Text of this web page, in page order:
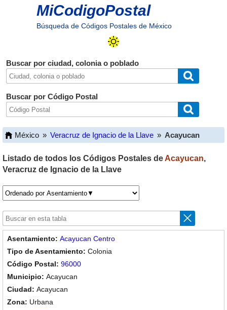
MiCodigoPostal
Búsqueda de Códigos Postales de México
Buscar por ciudad, colonia o poblado
Buscar por Código Postal
México » Veracruz de Ignacio de la Llave » Acayucan
Listado de todos los Códigos Postales deAcayucan,
Veracruz de Ignacio de la Llave
Acayucan Centro
Colonia
96000
Acayucan
Acayucan
Urbana